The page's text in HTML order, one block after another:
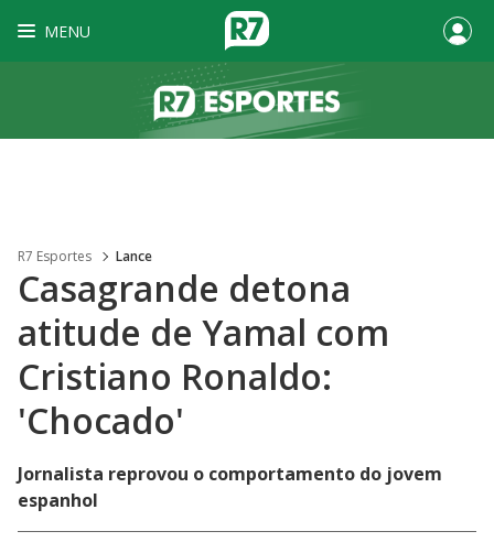
MENU
R7 Esportes Lance
Casagrande detona
atitude de Yamal com
Cristiano Ronaldo:
'Chocado'
Jornalista reprovou o comportamento do jovem
espanhol